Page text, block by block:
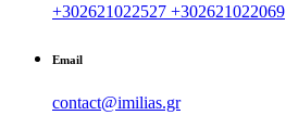
+302621022527 +302621022069
Email
contact@imilias.gr